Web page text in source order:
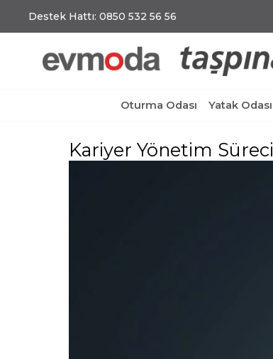
Destek Hattı: 0850 532 56 56
Oturma Odası Yatak Odası
Kariyer Yönetim Süreci